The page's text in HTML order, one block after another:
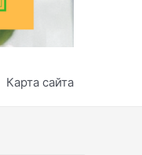
Карта сайта